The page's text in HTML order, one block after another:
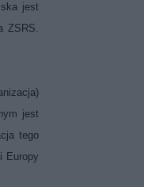
jest
ZSRS.
jest
tego
Europy